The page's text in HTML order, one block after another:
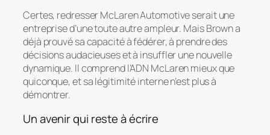
Certes, redresser McLaren Automotive serait une
entreprise d’une toute autre ampleur. Mais Brown a
déjà prouvé sa capacité à fédérer, à prendre des
décisions audacieuses et à insuffler une nouvelle
dynamique. Il comprend l’ADN McLaren mieux que
quiconque, et sa légitimité interne n’est plus à
démontrer.
Un avenir qui reste à écrire